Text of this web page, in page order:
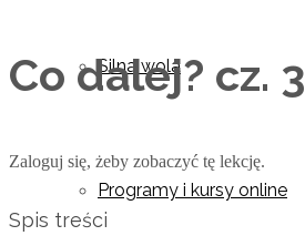
Silna wola
Programy i kursy online
Co dalej? cz. 3
Zaloguj się, żeby zobaczyć tę lekcję.
Spis treści